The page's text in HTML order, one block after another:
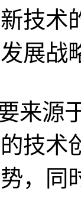
技术
展战
源于
技术
，同